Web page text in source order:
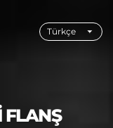
Türkçe
FLANŞ